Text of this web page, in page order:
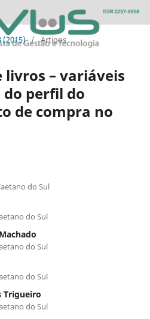
(2015) / Artigos
livros – variáveis
perfil do
de compra no
do Sul
do Sul
do Sul
do Sul
Trigueiro
do Sul